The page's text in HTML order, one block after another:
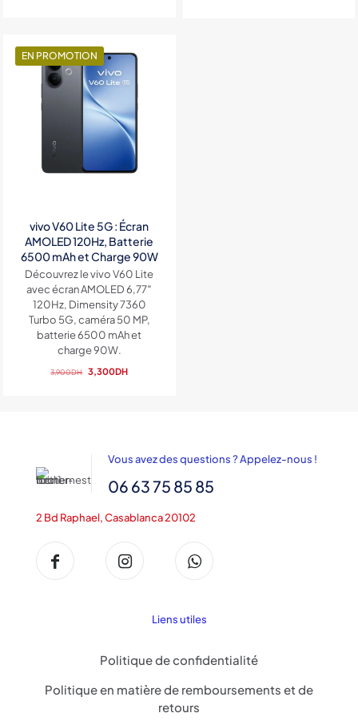
à
EN PROMOTION
vivo V60 Lite 5G : Écran
AMOLED 120Hz, Batterie
6500 mAh et Charge 90W
Découvrez le vivo V60 Lite
avec écran AMOLED 6,77″
120Hz, Dimensity 7360
Turbo 5G, caméra 50 MP,
batterie 6500 mAh et
charge 90W.
3,900DH Le
3,300DHLe
Vous avez des questions ? Appelez-nous !
06 63 75 85 85
2 Bd Raphael, Casablanca 20102
Liens utiles
Politique de confidentialité
Politique en matière de remboursements et de
retours